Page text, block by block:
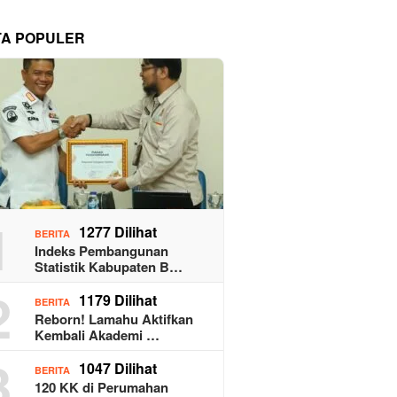
POPULER
BERITA 1277 Dilihat
Indeks Pembangunan
Statistik Kabupaten B…
BERITA 1179 Dilihat
Reborn! Lamahu Aktifkan
Kembali Akademi …
BERITA 1047 Dilihat
120 KK di Perumahan